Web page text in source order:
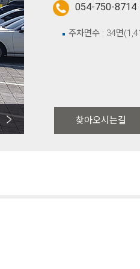
054-750-8714
찾아오시는길
주차면수 : 34면